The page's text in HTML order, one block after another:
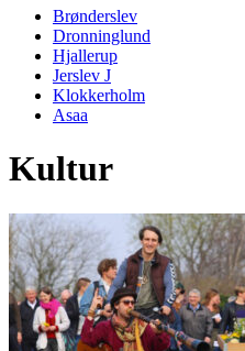
Brønderslev
Dronninglund
Hjallerup
Jerslev J
Klokkerholm
Asaa
Kultur